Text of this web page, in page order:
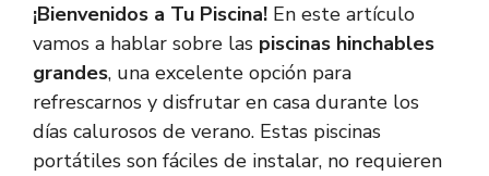
¡Bienvenidos a Tu Piscina! En este artículo
vamos a hablar sobre las piscinas hinchables
grandes, una excelente opción para
refrescarnos y disfrutar en casa durante los
días calurosos de verano. Estas piscinas
portátiles son fáciles de instalar, no requieren